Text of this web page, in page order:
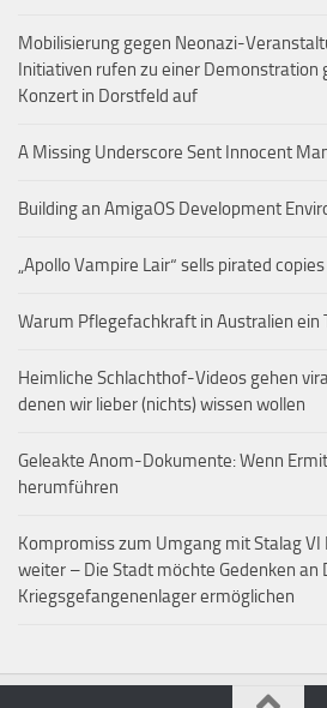
Mobilisierung gegen Neonazi-
Initiativen rufen zu einer Demonstration
Konzert in Dorstfeld auf
A Missing Underscore Sent Innocent
Building an AmigaOS Development
„Apollo Vampire Lair“ sells pirated copies
Warum Pflegefachkraft in Australien ein
Heimliche Schlachthof-Videos gehen
denen wir lieber (nichts) wissen wollen
Geleakte Anom-Dokumente: Wenn
herumführen
Kompromiss zum Umgang mit Stalag
weiter – Die Stadt möchte Gedenken an
Kriegsgefangenenlager ermöglichen